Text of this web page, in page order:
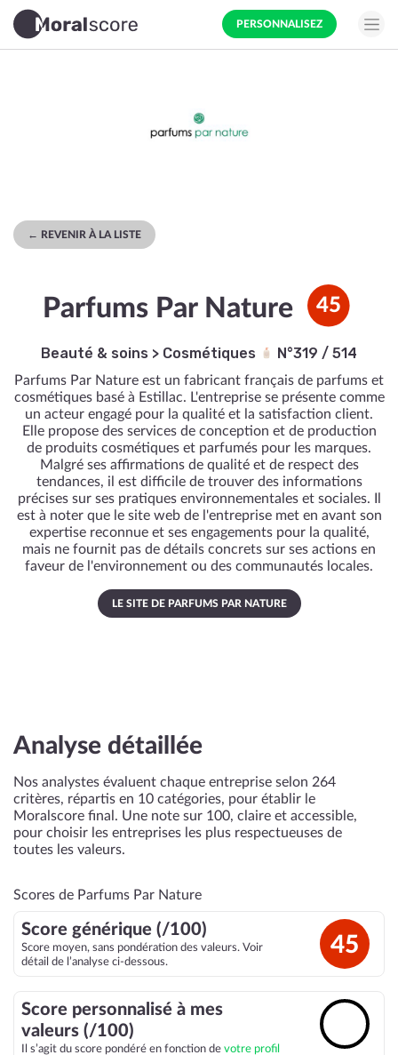
PERSONNALISEZ
← REVENIR À LA LISTE
Parfums Par Nature 45
Beauté & soins > Cosmétiques N°319 / 514
Parfums Par Nature est un fabricant français de parfums et
cosmétiques basé à Estillac. L'entreprise se présente comme
un acteur engagé pour la qualité et la satisfaction client.
Elle propose des services de conception et de production
de produits cosmétiques et parfumés pour les marques.
Malgré ses affirmations de qualité et de respect des
tendances, il est difficile de trouver des informations
précises sur ses pratiques environnementales et sociales. Il
est à noter que le site web de l'entreprise met en avant son
expertise reconnue et ses engagements pour la qualité,
mais ne fournit pas de détails concrets sur ses actions en
faveur de l'environnement ou des communautés locales.
LE SITE DE PARFUMS PAR NATURE
Analyse détaillée
Nos analystes évaluent chaque entreprise selon 264
critères, répartis en 10 catégories, pour établir le
Moralscore final. Une note sur 100, claire et accessible,
pour choisir les entreprises les plus respectueuses de
toutes les valeurs.
Scores de Parfums Par Nature
Score générique (/100)
Score moyen, sans pondération des valeurs. Voir
détail de l’analyse ci-dessous.
45
Score personnalisé à mes
valeurs (/100)
Il s’agit du score pondéré en fonction de votre profil